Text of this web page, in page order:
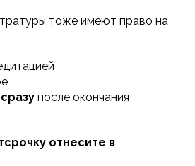
тоже имеют право на
сразу после окончания
отнесите в